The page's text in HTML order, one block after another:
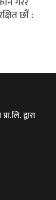
छौं :
द्वारा